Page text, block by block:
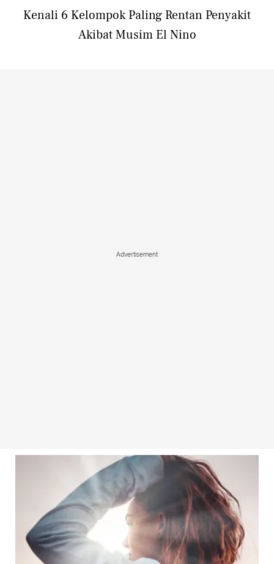
Kenali 6 Kelompok Paling Rentan Penyakit
Akibat Musim El Nino
Advertisement